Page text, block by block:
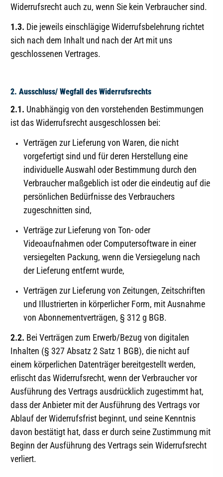
Widerrufsrecht auch zu, wenn Sie kein Verbraucher sind.
1.3. Die jeweils einschlägige Widerrufsbelehrung richtet
sich nach dem Inhalt und nach der Art mit uns
geschlossenen Vertrages.
2. Ausschluss/ Wegfall des Widerrufsrechts
2.1. Unabhängig von den vorstehenden Bestimmungen
ist das Widerrufsrecht ausgeschlossen bei:
Verträgen zur Lieferung von Waren, die nicht
vorgefertigt sind und für deren Herstellung eine
individuelle Auswahl oder Bestimmung durch den
Verbraucher maßgeblich ist oder die eindeutig auf die
persönlichen Bedürfnisse des Verbrauchers
zugeschnitten sind,
Verträge zur Lieferung von Ton- oder
Videoaufnahmen oder Computersoftware in einer
versiegelten Packung, wenn die Versiegelung nach
der Lieferung entfernt wurde,
Verträgen zur Lieferung von Zeitungen, Zeitschriften
und Illustrierten in körperlicher Form, mit Ausnahme
von Abonnementverträgen, § 312 g BGB.
2.2. Bei Verträgen zum Erwerb/Bezug von digitalen
Inhalten (§ 327 Absatz 2 Satz 1 BGB), die nicht auf
einem körperlichen Datenträger bereitgestellt werden,
erlischt das Widerrufsrecht, wenn der Verbraucher vor
Ausführung des Vertrags ausdrücklich zugestimmt hat,
dass der Anbieter mit der Ausführung des Vertrags vor
Ablauf der Widerrufsfrist beginnt, und seine Kenntnis
davon bestätigt hat, dass er durch seine Zustimmung mit
Beginn der Ausführung des Vertrags sein Widerrufsrecht
verliert.